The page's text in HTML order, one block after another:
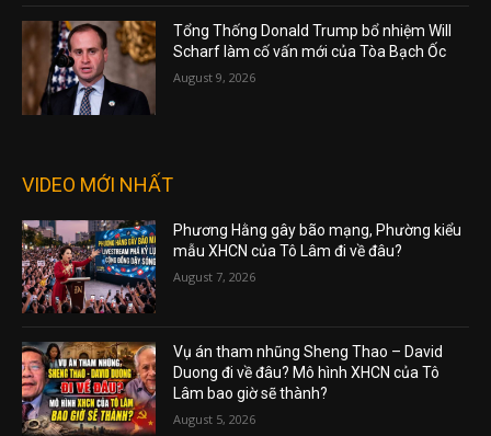
Tổng Thống Donald Trump bổ nhiệm Will
Scharf làm cố vấn mới của Tòa Bạch Ốc
August 9, 2026
VIDEO MỚI NHẤT
Phương Hằng gây bão mạng, Phường kiểu
mẫu XHCN của Tô Lâm đi về đâu?
August 7, 2026
Vụ án tham nhũng Sheng Thao – David
Duong đi về đâu? Mô hình XHCN của Tô
Lâm bao giờ sẽ thành?
August 5, 2026